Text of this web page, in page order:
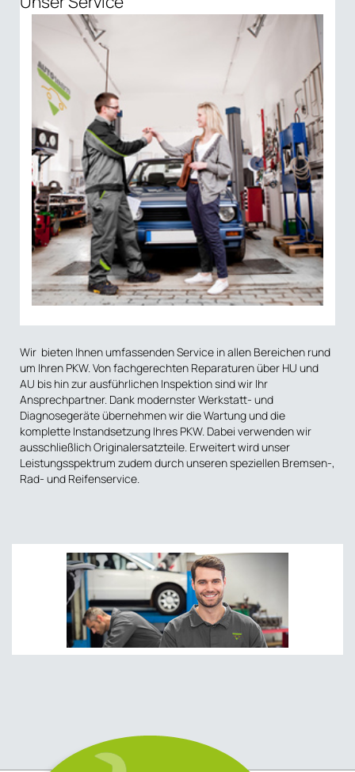
Wir bieten Ihnen umfassenden Service in allen Bereichen rund
um Ihren PKW. Von fachgerechten Reparaturen über HU und
AU bis hin zur ausführlichen Inspektion sind wir Ihr
Ansprechpartner. Dank modernster Werkstatt- und
Diagnosegeräte übernehmen wir die Wartung und die
komplette Instandsetzung Ihres PKW. Dabei verwenden wir
ausschließlich Originalersatzteile. Erweitert wird unser
Leistungsspektrum zudem durch unseren speziellen Bremsen-,
Rad- und Reifenservice.